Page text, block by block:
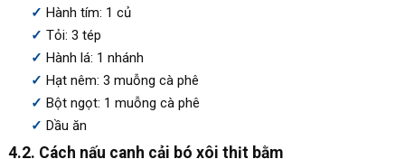
Hành tím: 1 củ
Tỏi: 3 tép
Hành lá: 1 nhánh
Hạt nêm: 3 muỗng cà phê
Bột ngọt: 1 muỗng cà phê
Dầu ăn
4.2. Cách nấu canh cải bó xôi thịt bằm